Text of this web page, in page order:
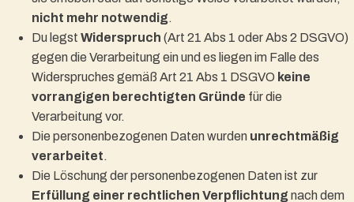
nicht mehr notwendig.
Du legst Widerspruch (Art 21 Abs 1 oder Abs 2 DSGVO)
gegen die Verarbeitung ein und es liegen im Falle des
Widerspruches gemäß Art 21 Abs 1 DSGVO keine
vorrangigen berechtigten Gründe für die
Verarbeitung vor.
Die personenbezogenen Daten wurden unrechtmäßig
verarbeitet.
Die Löschung der personenbezogenen Daten ist zur
Erfüllung einer rechtlichen Verpflichtung nach dem